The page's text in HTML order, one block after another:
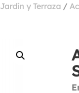
y Terraza /